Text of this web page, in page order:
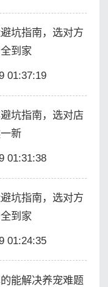
坑指南，选对方
到家
01:37:19
坑指南，选对店
新
01:31:38
坑指南，选对方
到家
01:24:35
能解决养宠难题